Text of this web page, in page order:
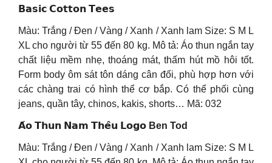
𝗕𝗮𝘀𝗶𝗰 𝗖𝗼𝘁𝘁𝗼𝗻 𝗧𝗲𝗲𝘀
Màu: Trắng / Đen / Vàng / Xanh / Xanh lam Size: S M L
XL cho người từ 55 đến 80 kg. Mô tả: Áo thun ngắn tay
chất liệu mềm nhẹ, thoáng mát, thấm hút mồ hôi tốt.
Form body ôm sát tôn dáng cân đối, phù hợp hơn với
các chàng trai có hình thể cơ bắp. Có thể phối cùng
jeans, quần tây, chinos, kakis, shorts… Mã: 032
𝗔́𝗼 𝗧𝗵𝘂𝗻 𝗡𝗮𝗺 𝗧𝗵𝗲̂𝘂 𝗟𝗼𝗴𝗼 Ben Tod
Màu: Trắng / Đen / Vàng / Xanh / Xanh lam Size: S M L